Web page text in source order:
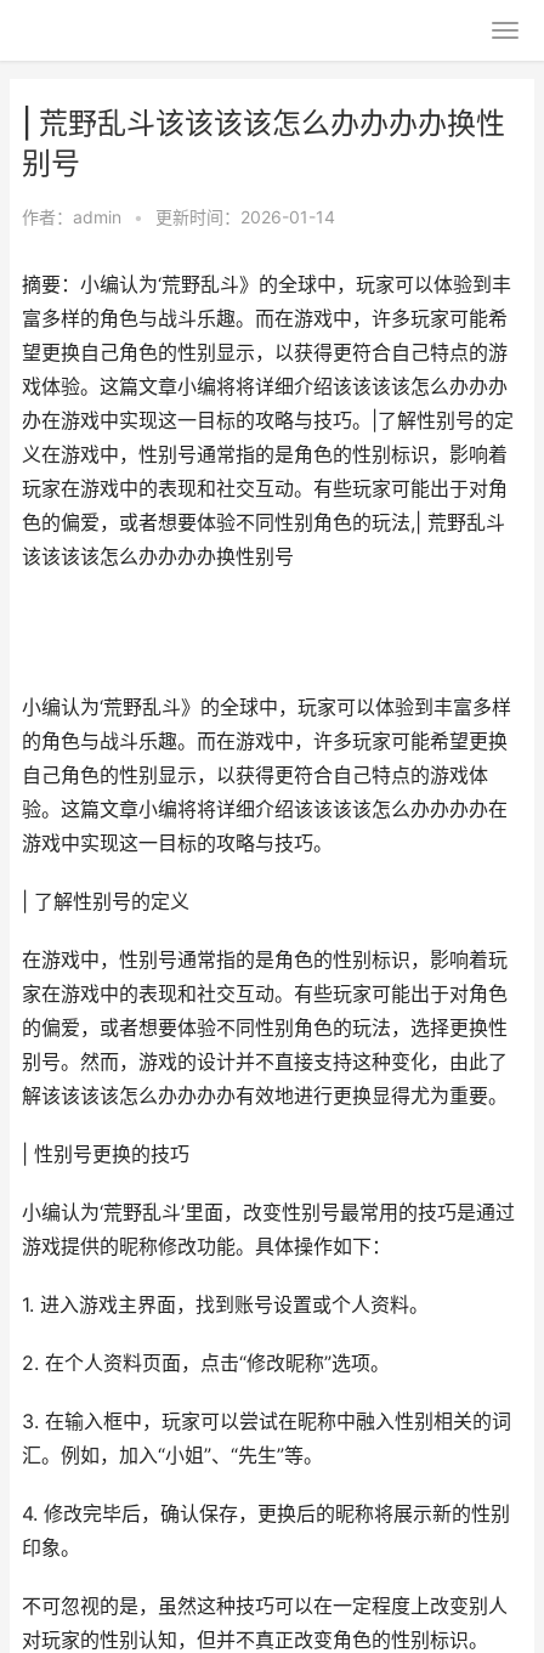
| 荒野乱斗该该该该怎么办办办办换性
别号
作者： admin • 更新时间：2026-01-14
摘要：小编认为‘荒野乱斗》的全球中，玩家可以体验到丰
富多样的角色与战斗乐趣。而在游戏中，许多玩家可能希
望更换自己角色的性别显示，以获得更符合自己特点的游
戏体验。这篇文章小编将将详细介绍该该该该怎么办办办
办在游戏中实现这一目标的攻略与技巧。|了解性别号的定
义在游戏中，性别号通常指的是角色的性别标识，影响着
玩家在游戏中的表现和社交互动。有些玩家可能出于对角
色的偏爱，或者想要体验不同性别角色的玩法,| 荒野乱斗
该该该该怎么办办办办换性别号
小编认为‘荒野乱斗》的全球中，玩家可以体验到丰富多样
的角色与战斗乐趣。而在游戏中，许多玩家可能希望更换
自己角色的性别显示，以获得更符合自己特点的游戏体
验。这篇文章小编将将详细介绍该该该该怎么办办办办在
游戏中实现这一目标的攻略与技巧。
| 了解性别号的定义
在游戏中，性别号通常指的是角色的性别标识，影响着玩
家在游戏中的表现和社交互动。有些玩家可能出于对角色
的偏爱，或者想要体验不同性别角色的玩法，选择更换性
别号。然而，游戏的设计并不直接支持这种变化，由此了
解该该该该怎么办办办办有效地进行更换显得尤为重要。
| 性别号更换的技巧
小编认为‘荒野乱斗’里面，改变性别号最常用的技巧是通过
游戏提供的昵称修改功能。具体操作如下：
1. 进入游戏主界面，找到账号设置或个人资料。
2. 在个人资料页面，点击“修改昵称”选项。
3. 在输入框中，玩家可以尝试在昵称中融入性别相关的词
汇。例如，加入“小姐”、“先生”等。
4. 修改完毕后，确认保存，更换后的昵称将展示新的性别
印象。
不可忽视的是，虽然这种技巧可以在一定程度上改变别人
对玩家的性别认知，但并不真正改变角色的性别标识。